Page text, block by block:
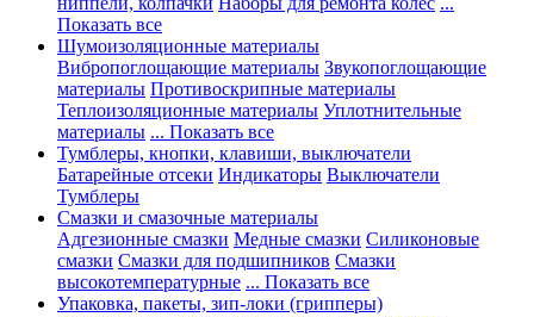
Показать все
Шумоизоляционные материалы
Вибропоглощающие материалы Звукопоглощающие
материалы Противоскрипные материалы
Теплоизоляционные материалы Уплотнительные
материалы ... Показать все
Тумблеры, кнопки, клавиши, выключатели
Батарейные отсеки Индикаторы Выключатели
Тумблеры
Смазки и смазочные материалы
Адгезионные смазки Медные смазки Силиконовые
смазки Смазки для подшипников Смазки
высокотемпературные ... Показать все
Упаковка, пакеты, зип-локи (грипперы)